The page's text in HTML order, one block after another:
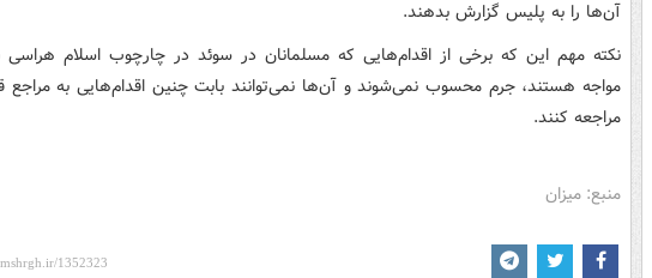
آن‌ها را به پلیس گزارش بدهند.
نکته مهم این که برخی از اقدام‌هایی که مسلمانان در سوئد در چارچوب اسلام هراسی
مواجه هستند، جرم محسوب نمی‌شوند و آن‌ها نمی‌توانند بابت چنین اقدام‌هایی به مراجع
مراجعه کنند.
منبع: میزان